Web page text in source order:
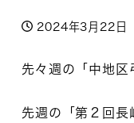
投稿日
2024年3月22日
先々週の「中地区
先週の「第２回長